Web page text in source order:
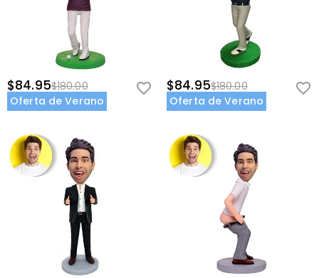
$84.95$180.00
Oferta de Verano
$84.95$180.00
Oferta de Verano